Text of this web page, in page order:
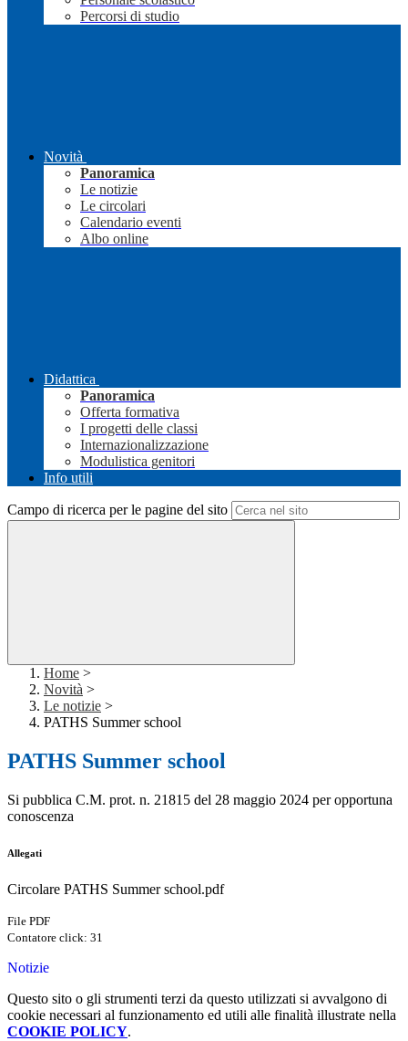
Percorsi di studio
Novità
Panoramica
Le notizie
Le circolari
Calendario eventi
Albo online
Didattica
Panoramica
Offerta formativa
I progetti delle classi
Internazionalizzazione
Modulistica genitori
Info utili
Campo di ricerca per le pagine del sito
Home >
Novità >
Le notizie >
PATHS Summer school
PATHS Summer school
Si pubblica C.M. prot. n. 21815 del 28 maggio 2024 per opportuna
conoscenza
Allegati
Circolare PATHS Summer school.pdf
File PDF
Contatore click: 31
Notizie
Questo sito o gli strumenti terzi da questo utilizzati si avvalgono di
cookie necessari al funzionamento ed utili alle finalità illustrate nella
COOKIE POLICY.